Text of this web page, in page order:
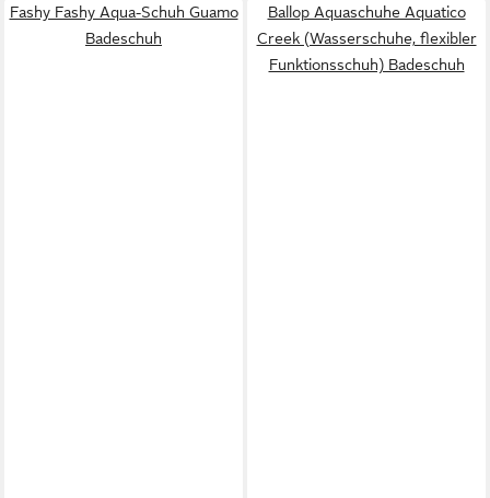
Fashy Fashy Aqua-Schuh Guamo
Badeschuh
Ballop Aquaschuhe Aquatico
Creek (Wasserschuhe, flexibler
Funktionsschuh) Badeschuh